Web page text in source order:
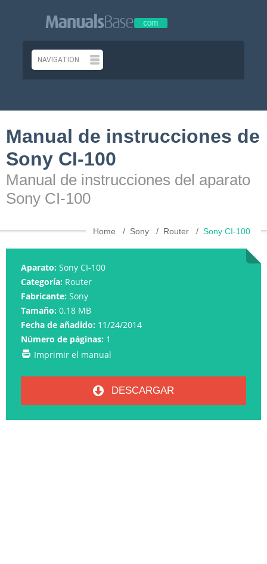
Manual de instrucciones de
Sony CI-100
Manual de instrucciones del aparato
Sony CI-100
Home Sony Router Sony CI-100
Aparato: Sony CI-100
Categoría: Router
Fabricante: Sony
Tamaño: 0.18 MB
Fecha de añadido: 11/24/2014
Número de páginas: 1
Imprimir el manual
DESCARGAR